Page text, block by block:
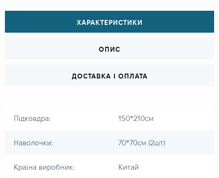
ХАРАКТЕРИСТИКИ
ОПИС
ДОСТАВКА І ОПЛАТА
Підковдра: 150*210см
Наволочки: 70*70см (2шт)
Країна виробник: Китай